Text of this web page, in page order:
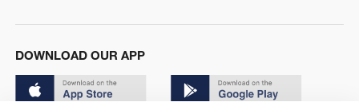
DOWNLOAD OUR APP